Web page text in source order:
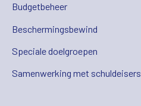
Budgetbeheer
Beschermingsbewind
Speciale doelgroepen
Samenwerking met schuldeisers